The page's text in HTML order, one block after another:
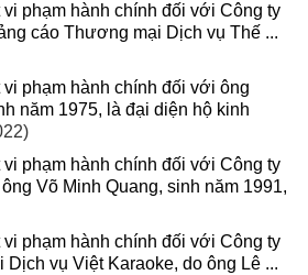
phạm hành chính đối với Công ty
cáo Thương mại Dịch vụ Thế ...
phạm hành chính đối với ông
năm 1975, là đại diện hộ kinh
phạm hành chính đối với Công ty
Võ Minh Quang, sinh năm 1991,
phạm hành chính đối với Công ty
vụ Việt Karaoke, do ông Lê ...